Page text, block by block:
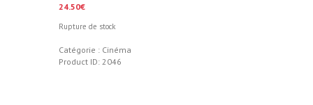
24.50€
Rupture de stock
Catégorie : Cinéma
Product ID: 2046